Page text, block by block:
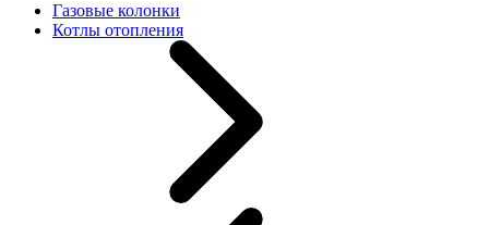
Газовые колонки
Котлы отопления